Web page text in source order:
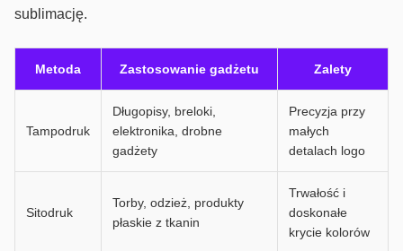
sublimację.
Metoda Zastosowanie gadżetu Zalety
Tampodruk
Długopisy, breloki,
elektronika, drobne
gadżety
Precyzja przy
małych
detalach logo
Sitodruk
Torby, odzież, produkty
płaskie z tkanin
Trwałość i
doskonałe
krycie kolorów